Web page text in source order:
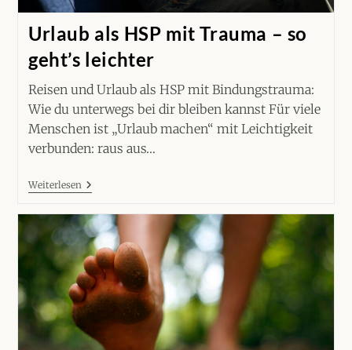
Urlaub als HSP mit Trauma – so
geht’s leichter
Reisen und Urlaub als HSP mit Bindungstrauma:
Wie du unterwegs bei dir bleiben kannst Für viele
Menschen ist „Urlaub machen“ mit Leichtigkeit
verbunden: raus aus…
WeiterlesenUrlaub
Als
Mit
Trauma
–
So
Geht’s
Leichter